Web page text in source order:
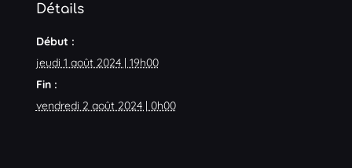
Détails
Début :
jeudi 1 août 2024 | 19h00
Fin :
vendredi 2 août 2024 | 0h00